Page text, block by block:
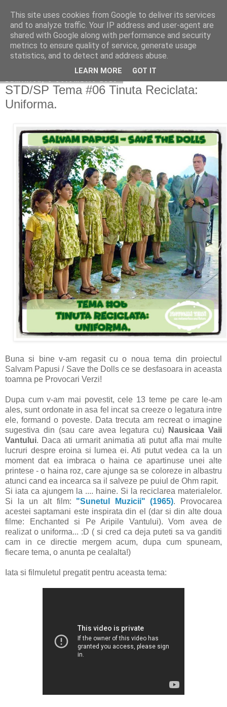
Copilarim
STD/SP Tema #06 Tinuta Reciclata:
Uniforma.
Buna si bine v-am regasit cu o noua tema din proiectul
Salvam Papusi / Save the Dolls ce se desfasoara in aceasta
toamna pe Provocari Verzi!
Dupa cum v-am mai povestit, cele 13 teme pe care le-am
ales, sunt ordonate in asa fel incat sa creeze o legatura intre
ele, formand o poveste. Data trecuta am recreat o imagine
sugestiva din (sau care avea legatura cu)
Nausicaa Vaii
Vantului. Daca ati urmarit animatia ati putut afla mai multe
lucruri despre eroina si lumea ei. Ati putut vedea ca la un
moment dat ea imbraca o haina ce apartinuse unei alte
printese - o haina roz, care ajunge sa se coloreze in albastru
atunci cand ea incearca sa il salveze pe puiul de Ohm rapit.
Si iata ca ajungem la .... haine. Si la reciclarea materialelor.
Si la un alt film: "Sunetul Muzicii" (1965). Provocarea
acestei saptamani este inspirata din el (dar si din alte doua
filme: Enchanted si Pe Aripile Vantului). Vom avea de
realizat o uniforma... :D ( si cred ca deja puteti sa va ganditi
cam in ce directie mergem acum, dupa cum spuneam,
fiecare tema, o anunta pe cealalta!)
Iata si filmuletul pregatit pentru aceasta tema:
This site uses cookies from Google to deliver its services
and to analyze traffic. Your IP address and user-agent are
shared with Google along with performance and security
metrics to ensure quality of service, generate usage
statistics, and to detect and address abuse.
LEARN MORE GOT IT